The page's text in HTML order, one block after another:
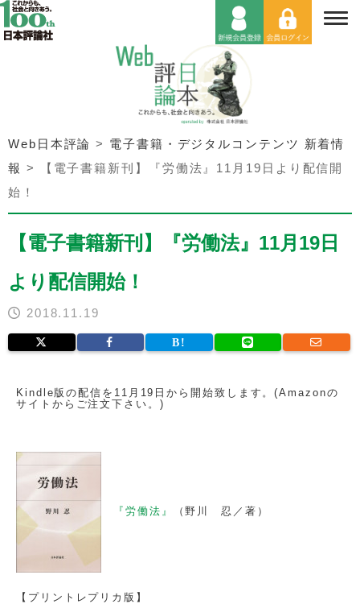
Web日本評論 > 電子書籍・デジタルコンテンツ 新着情
報 >
【電子書籍新刊】『労働法』11月19日より配信開
始！
【電子書籍新刊】『労働法』11月19日
より配信開始！
2018.11.19
Kindle版の配信を11月19日から開始致します。(Amazonの
サイトからご注文下さい。)
『労働法』 （野川 忍／著）
【プリントレプリカ版】